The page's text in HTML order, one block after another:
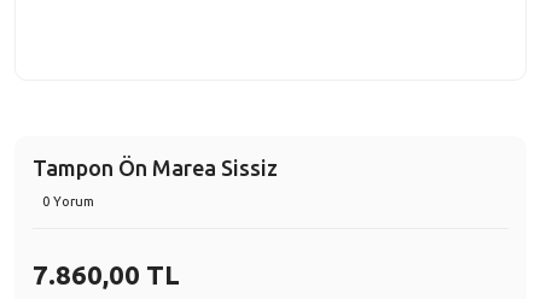
Tampon Ön Marea Sissiz
0 Yorum
7.860,00 TL